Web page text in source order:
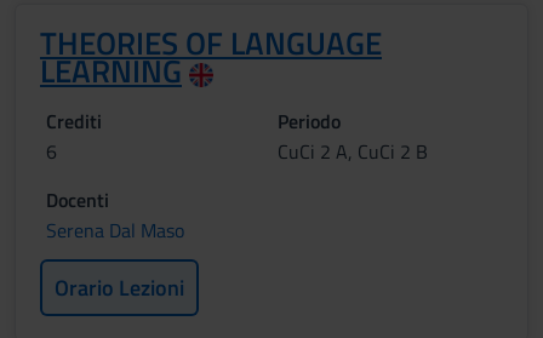
THEORIES OF LANGUAGE
LEARNING
Crediti
6
Periodo
CuCi 2 A, CuCi 2 B
Docenti
Serena Dal Maso
Orario Lezioni